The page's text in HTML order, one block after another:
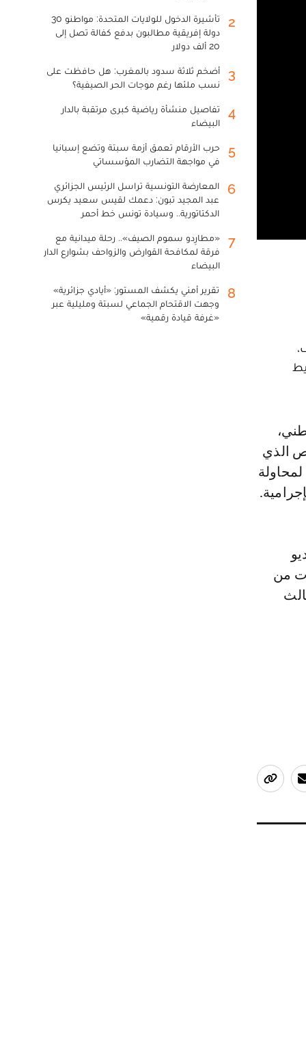
الذي
من
2
تأشيرة الدخول للولايات المتحدة: مواطنو 30
دولة إفريقية مطالبون بدفع كفالة تصل إلى
20 ألف دولار
3
أضخم ثلاثة سدود بالمغرب: هل حافظت على
نسب ملئها رغم موجات الحر الصيفية؟
4
تفاصيل منشأة رياضية كبرى مرتقبة بالدار
البيضاء
5
حرب الأرقام تعمق أزمة سبتة وتضع إسبانيا
في مواجهة التضارب المؤسساتي
6
المعارضة التونسية تراسل الرئيس الجزائري
عبد المجيد تبون: دعمك لقيس سعيد يكرس
الدكتاتورية.. وسيادة تونس خط أحمر
7
«مطارِدو سموم الصيف».. رحلة ميدانية مع
فرقة لمكافحة القوارض والزواحف بشوارع الدار
البيضاء
8
تقرير أمني يكشف المستور: «أيادي جزائرية»
وجهت الاقتحام الجماعي لسبتة ومليلية عبر
«غرفة قيادة رقمية»